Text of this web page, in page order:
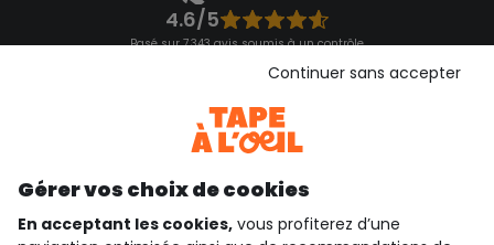
4.6/5
Basé sur 7 343 avis soumis à un contrôle
Consulter les CGU
Gérer vos choix de cookies
En acceptant les cookies, vous profiterez d’une
Continuer sans accepter